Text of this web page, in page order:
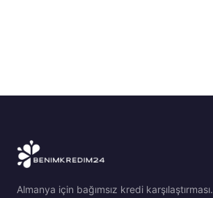
Almanya için bağımsız kredi karşılaştırması.